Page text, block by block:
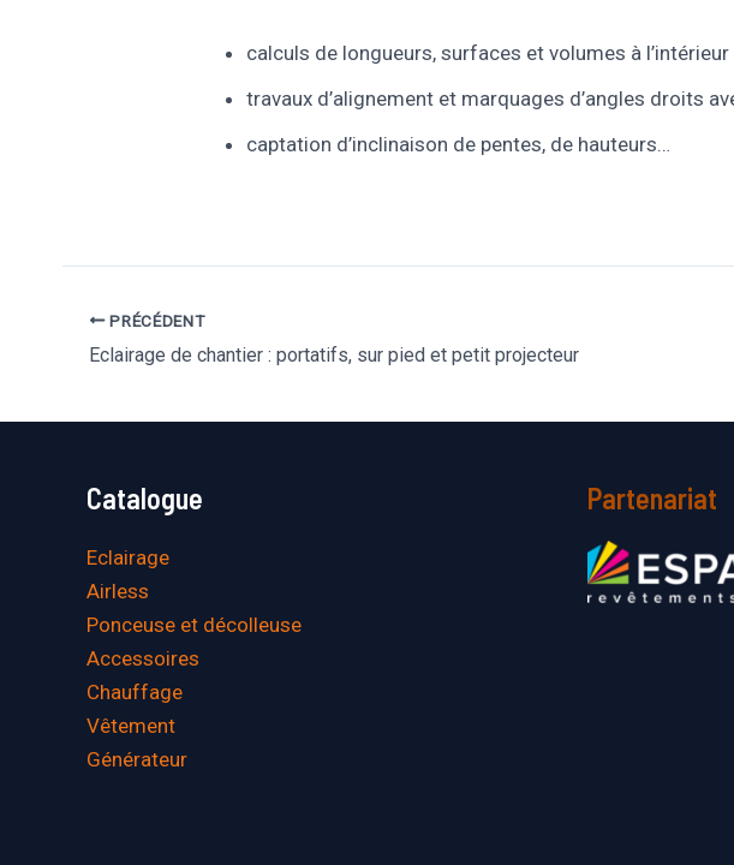
calculs de longueurs, surfaces et volumes à l’intérieur
travaux d’alignement et marquages d’angles droits
captation d’inclinaison de pentes, de hauteurs…
Navigation
des
PRÉCÉDENT
Eclairage de chantier : portatifs, sur pied et petit projecteur
Catalogue
Eclairage
Airless
Ponceuse et décolleuse
Accessoires
Chauffage
Vêtement
Générateur
Partenariat